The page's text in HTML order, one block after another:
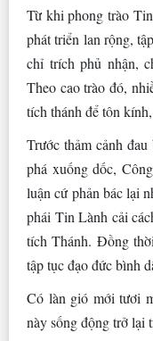
Từ khi phong trào
phát triển lan rộng,
chỉ trích phủ nhận,
Theo cao trào đó,
tích thánh để tôn
Trước thảm cảnh
phá xuống dốc,
luận cứ phản bác lại
phái Tin Lành cải
tích Thánh. Đồng
tập tục đạo đức bình
Có làn gió mới tươi
này sống động trở lại